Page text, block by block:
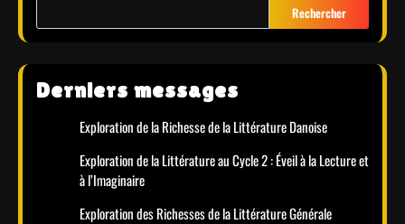
Rechercher
Derniers messages
Exploration de la Richesse de la Littérature Danoise
Exploration de la Littérature au Cycle 2 : Éveil à la Lecture et
à l’Imaginaire
Exploration des Richesses de la Littérature Générale